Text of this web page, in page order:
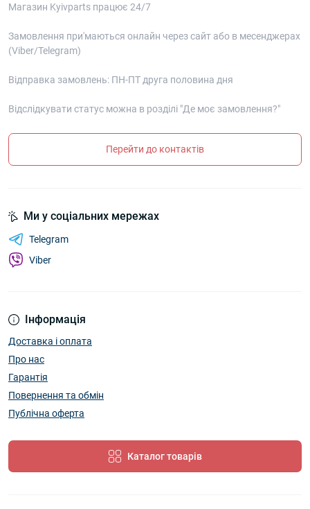
Магазин Kyivparts працює 24/7
Замовлення при'маються онлайн через сайт або в месенджерах
(Viber/Telegram)
Відправка замовлень: ПН-ПТ друга половина дня
Відслідкувати статус можна в розділі "Де моє замовлення?"
Перейти до контактів
Інформація
Доставка і оплата
Про нас
Гарантія
Повернення та обмін
Публічна оферта
Каталог товарів
Ми у соціальних мережах
Telegram
Viber